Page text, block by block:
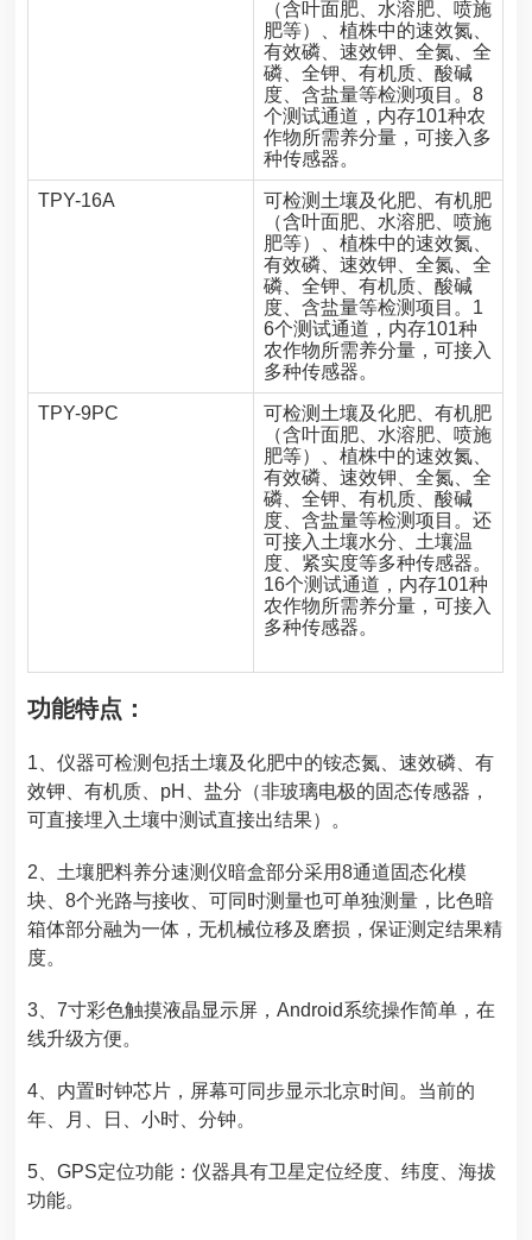
（含叶面肥、水溶肥、喷施
肥等）、植株中的速效氮、
有效磷、速效钾、全氮、全
磷、全钾、有机质、酸碱
度、含盐量等检测项目。8
个测试通道，内存101种农
作物所需养分量，可接入多
种传感器。
TPY-16A
可检测土壤及化肥、有机肥
（含叶面肥、水溶肥、喷施
肥等）、植株中的速效氮、
有效磷、速效钾、全氮、全
磷、全钾、有机质、酸碱
度、含盐量等检测项目。1
6个测试通道，内存101种
农作物所需养分量，可接入
多种传感器。
TPY-9PC
可检测土壤及化肥、有机肥
（含叶面肥、水溶肥、喷施
肥等）、植株中的速效氮、
有效磷、速效钾、全氮、全
磷、全钾、有机质、酸碱
度、含盐量等检测项目。还
可接入土壤水分、土壤温
度、紧实度等多种传感器。
16个测试通道，内存101种
农作物所需养分量，可接入
多种传感器。
功能特点：
1、仪器可检测包括土壤及化肥中的铵态氮、速效磷、有
效钾、有机质、pH、盐分（非玻璃电极的固态传感器，
可直接埋入土壤中测试直接出结果）。
2、 土壤肥料养分速测仪暗盒部分采用8通道固态化模
块、8个光路与接收、可同时测量也可单独测量，比色暗
箱体部分融为一体，无机械位移及磨损，保证测定结果精
度。
3、7寸彩色触摸液晶显示屏，Android系统操作简单，在
线升级方便。
4、内置时钟芯片，屏幕可同步显示北京时间。当前的
年、月、日、小时、分钟。
5、GPS定位功能：仪器具有卫星定位经度、纬度、海拔
功能。